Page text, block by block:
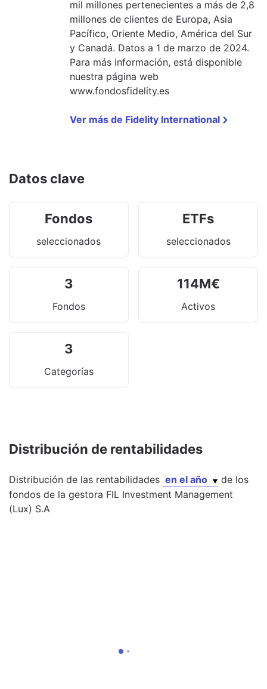
mil millones pertenecientes a más de 2,8
millones de clientes de Europa, Asia
Pacífico, Oriente Medio, América del Sur
y Canadá. Datos a 1 de marzo de 2024.
Para más información, está disponible
nuestra página web
www.fondosfidelity.es
Ver más de Fidelity International
Datos clave
Fondos
seleccionados
ETFs
seleccionados
3
Fondos
114M€
Activos
3
Categorías
Distribución de rentabilidades
Distribución de las rentabilidades en el año
de los
fondos de la gestora FIL Investment Management
(Lux) S.A